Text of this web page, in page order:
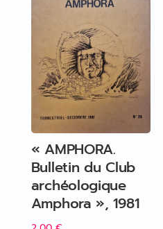
« AMPHORA.
Bulletin du Club
archéologique
Amphora », 1981